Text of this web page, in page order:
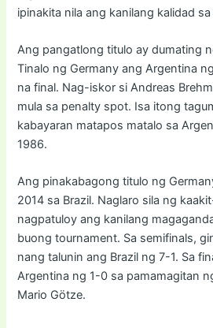
ipinakita nila ang kanilang kalidad
Ang pangatlong titulo ay dumating
Tinalo ng Germany ang Argentina
na final. Nag-iskor si Andreas
mula sa penalty spot. Isa itong
kabayaran matapos matalo sa
1986.
Ang pinakabagong titulo ng
2014 sa Brazil. Naglaro sila ng
nagpatuloy ang kanilang
buong tournament. Sa semifinals,
nang talunin ang Brazil ng 7-1. Sa
Argentina ng 1-0 sa pamamagitan
Mario Götze.